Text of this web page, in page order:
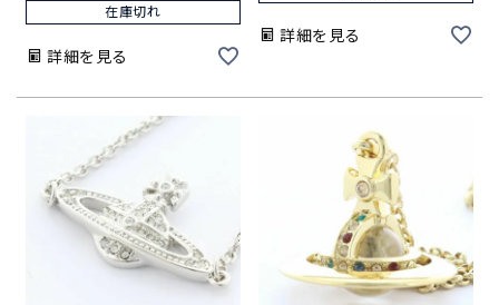
在庫切れ
詳細を見る
詳細を見る